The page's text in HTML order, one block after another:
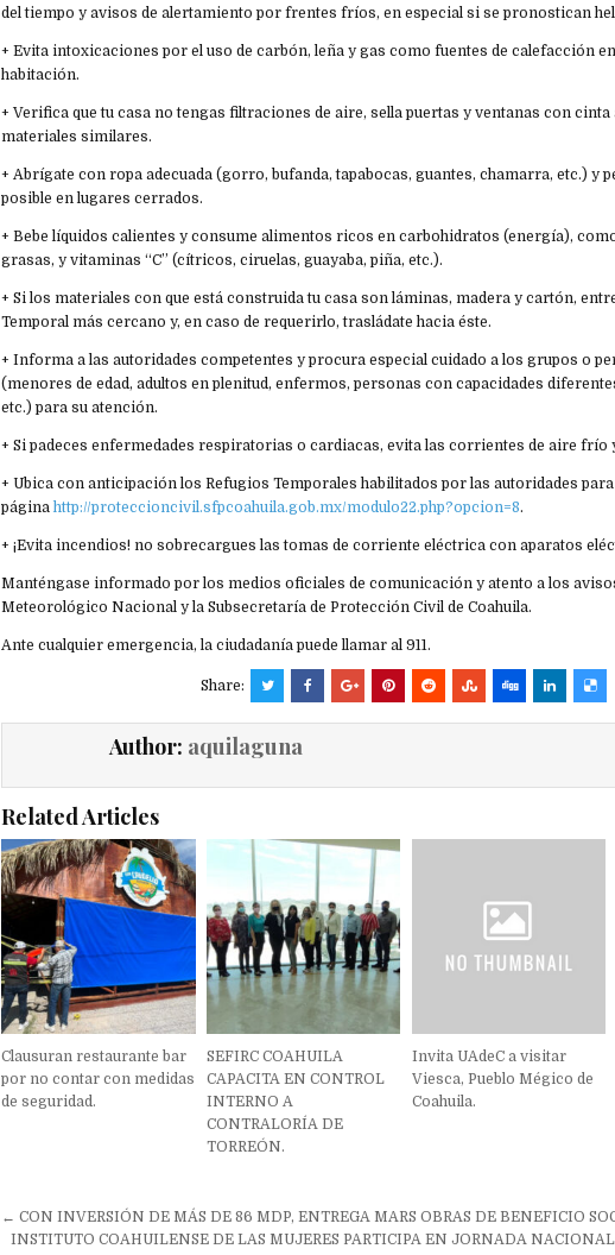
del tiempo y avisos de alertamiento por frentes fríos, en especial si se pronostican
+ Evita intoxicaciones por el uso de carbón, leña y gas como fuentes de calefacción
habitación.
+ Verifica que tu casa no tengas filtraciones de aire, sella puertas y ventanas con cinta
materiales similares.
+ Abrígate con ropa adecuada (gorro, bufanda, tapabocas, guantes, chamarra, etc.) y
posible en lugares cerrados.
+ Bebe líquidos calientes y consume alimentos ricos en carbohidratos (energía),
grasas, y vitaminas “C” (cítricos, ciruelas, guayaba, piña, etc.).
+ Si los materiales con que está construida tu casa son láminas, madera y cartón,
Temporal más cercano y, en caso de requerirlo, trasládate hacia éste.
+ Informa a las autoridades competentes y procura especial cuidado a los grupos o
(menores de edad, adultos en plenitud, enfermos, personas con capacidades
etc.) para su atención.
+ Si padeces enfermedades respiratorias o cardiacas, evita las corrientes de aire frío
+ Ubica con anticipación los Refugios Temporales habilitados por las autoridades
páginahttp://proteccioncivil.sfpcoahuila.gob.mx/modulo22.php?opcion=8.
+ ¡Evita incendios! no sobrecargues las tomas de corriente eléctrica con aparatos
Manténgase informado por los medios oficiales de comunicación y atento a los
Meteorológico Nacional y la Subsecretaría de Protección Civil de Coahuila.
Ante cualquier emergencia, la ciudadanía puede llamar al 911.
Share:
Author: aquilaguna
Related Articles
Clausuran restaurante bar
por no contar con medidas
de seguridad.
SEFIRC COAHUILA
CAPACITA EN CONTROL
INTERNO A
CONTRALORÍA DE
TORREÓN.
Invita UAdeC a visitar
Viesca, Pueblo Mégico de
Coahuila.
Navegación
← CON INVERSIÓN DE MÁS DE 86 MDP, ENTREGA MARS OBRAS DE BENEFICIO
INSTITUTO COAHUILENSE DE LAS MUJERES PARTICIPA EN JORNADA